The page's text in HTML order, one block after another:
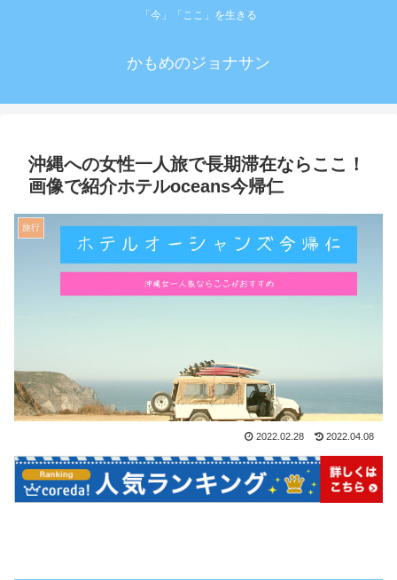
「今」「ここ」を生きる
かもめのジョナサン
沖縄への女性一人旅で長期滞在ならここ！
画像で紹介ホテルoceans今帰仁
旅行
2022.02.28 2022.04.08